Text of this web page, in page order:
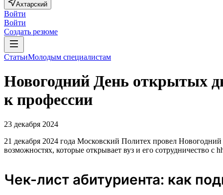
Ахтарский
Войти
Войти
Создать резюме
СтатьиМолодым специалистам
Новогодний День открытых
к профессии
23 декабря 2024
21 декабря 2024 года Московский Политех провел
возможностях, которые открывает вуз и его сотрудничество с
Чек-лист абитуриента: как